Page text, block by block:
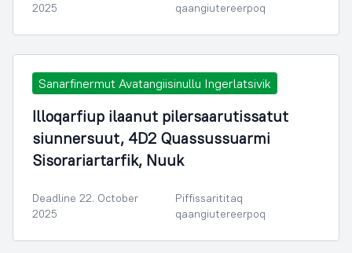
2025
qaangiutereerpoq
Sanarfinermut Avatangiisinullu Ingerlatsivik
Illoqarfiup ilaanut pilersaarutissatut
siunnersuut, 4D2 Quassussuarmi
Sisorariartarfik, Nuuk
Deadline 22. October
2025
Piffissarititaq
qaangiutereerpoq